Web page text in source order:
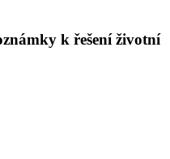
k řešení životní